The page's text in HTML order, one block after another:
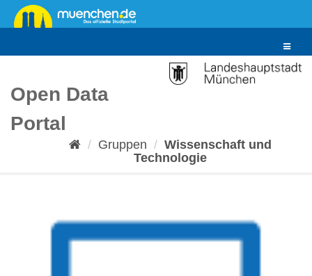
Überspringen
zum
Toggle
Open Data
Portal
Gruppen
Wissenschaft und
Technologie